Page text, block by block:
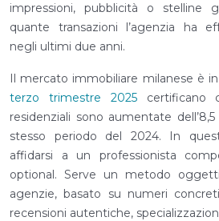
impressioni, pubblicità o stelline
quante transazioni l’agenzia ha
negli ultimi due anni.
Il mercato immobiliare milanese è
terzo trimestre 2025certificano
residenziali sono aumentate
stesso periodo del 2024. In
affidarsi a un professionista
optional. Serve un metodo
agenzie, basato su numeri
recensioni autentiche,